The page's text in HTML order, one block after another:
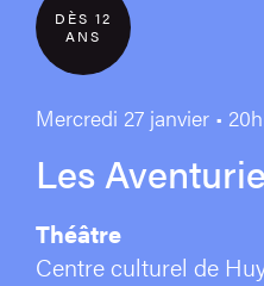
DÈS 12
ANS
Mercredi 27 janvier • 20h
Les
Théâtre
Centre culturel de